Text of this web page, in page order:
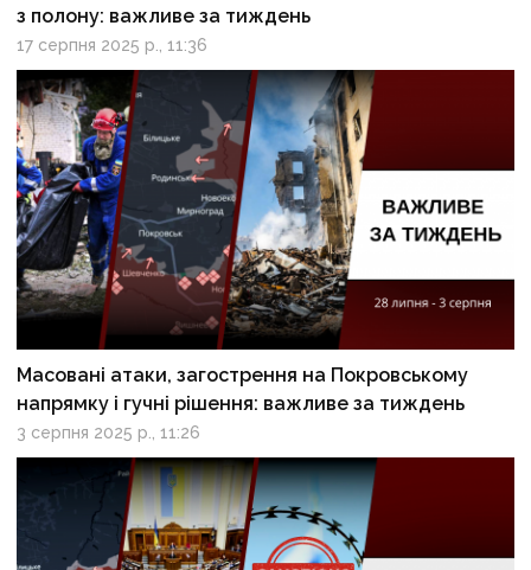
з полону: важливе за тиждень
17 серпня 2025 р., 11:36
Масовані атаки, загострення на Покровському
напрямку і гучні рішення: важливе за тиждень
3 серпня 2025 р., 11:26